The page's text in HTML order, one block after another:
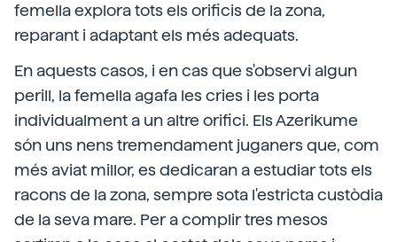
femella explora tots els orificis de la zona,
reparant i adaptant els més adequats.
En aquests casos, i en cas que s'observi algun
perill, la femella agafa les cries i les porta
individualment a un altre orifici. Els Azerikume
són uns nens tremendament juganers que, com
més aviat millor, es dedicaran a estudiar tots els
racons de la zona, sempre sota l'estricta custòdia
de la seva mare. Per a complir tres mesos